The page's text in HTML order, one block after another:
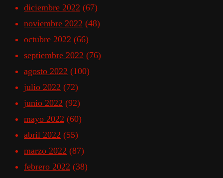
diciembre 2022 (67)
noviembre 2022 (48)
octubre 2022 (66)
septiembre 2022 (76)
agosto 2022 (100)
julio 2022 (72)
junio 2022 (92)
mayo 2022 (60)
abril 2022 (55)
marzo 2022 (87)
febrero 2022 (38)